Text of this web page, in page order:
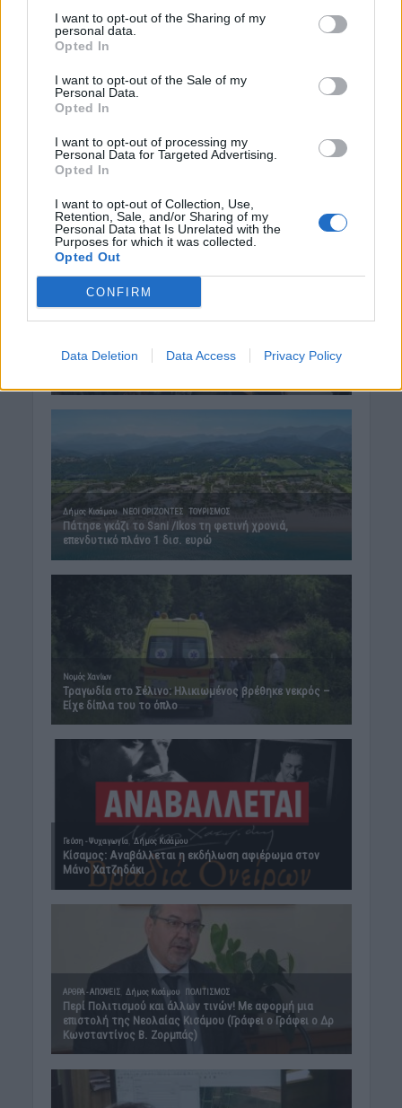
I want to opt-out of the Sharing of my
personal data.
Opted In
I want to opt-out of the Sale of my
Personal Data.
Opted In
I want to opt-out of processing my
Personal Data for Targeted Advertising.
Opted In
I want to opt-out of Collection, Use,
Retention, Sale, and/or Sharing of my
Personal Data that Is Unrelated with the
Purposes for which it was collected.
Opted Out
CONFIRM
Data Deletion Data Access Privacy Policy
αγρότες» – Τι θα κρίνει τις αγροτικές
ενισχύσεις
ΝΟΜΌΣ ΧΑΝΊΩΝ
Κατάρτισης – Οι ειδικότητες
Δημοφιλή αυτή την εβδομάδα